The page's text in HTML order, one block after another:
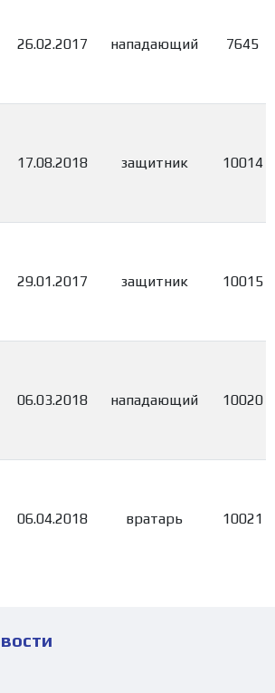
26.02.2017 нападающий 7645
17.08.2018 защитник 10014
29.01.2017 защитник 10015
06.03.2018 нападающий 10020
06.04.2018 вратарь 10021